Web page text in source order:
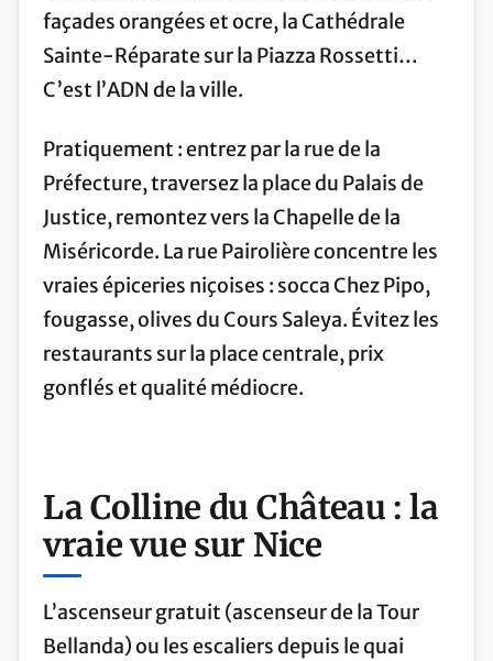
façades orangées et ocre, la Cathédrale
Sainte-Réparate sur la Piazza Rossetti…
C’est l’ADN de la ville.
Pratiquement : entrez par la rue de la
Préfecture, traversez la place du Palais de
Justice, remontez vers la Chapelle de la
Miséricorde. La rue Pairolière concentre les
vraies épiceries niçoises : socca Chez Pipo,
fougasse, olives du Cours Saleya. Évitez les
restaurants sur la place centrale, prix
gonflés et qualité médiocre.
La Colline du Château : la
vraie vue sur Nice
L’ascenseur gratuit (ascenseur de la Tour
Bellanda) ou les escaliers depuis le quai